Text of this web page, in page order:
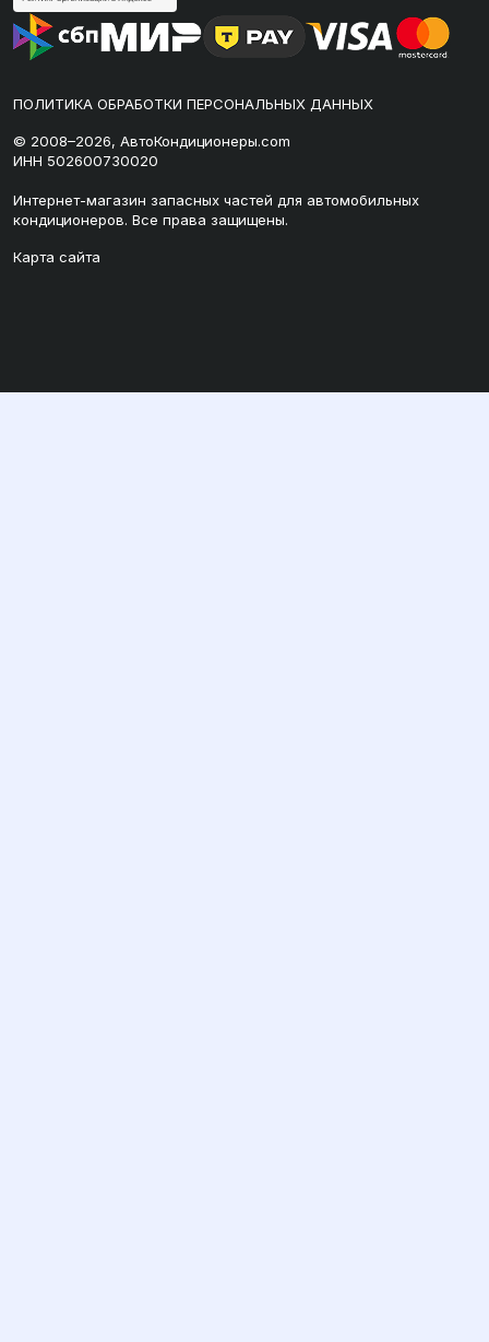
ПОЛИТИКА ОБРАБОТКИ ПЕРСОНАЛЬНЫХ ДАННЫХ
© 2008–2026, АвтоКондиционеры.com
ИНН 502600730020
Интернет-магазин запасных частей для автомобильных
кондиционеров. Все права защищены.
Карта сайта